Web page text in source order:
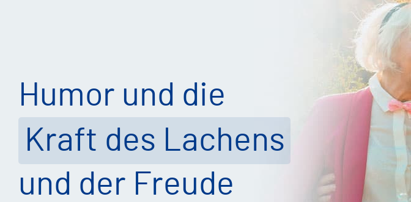
Humor und die
Kraft des Lachens
und der Freude